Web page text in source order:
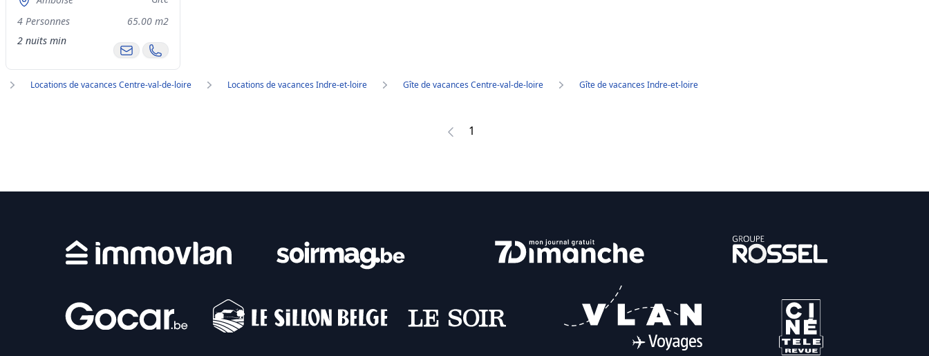
4 Personnes
65.00 m2
2 nuits min
Locations de vacances Centre-val-de-loire Locations de vacances Indre-et-loire Gîte de vacances Centre-val-de-loire Gîte de vacances Indre-et-loire
1